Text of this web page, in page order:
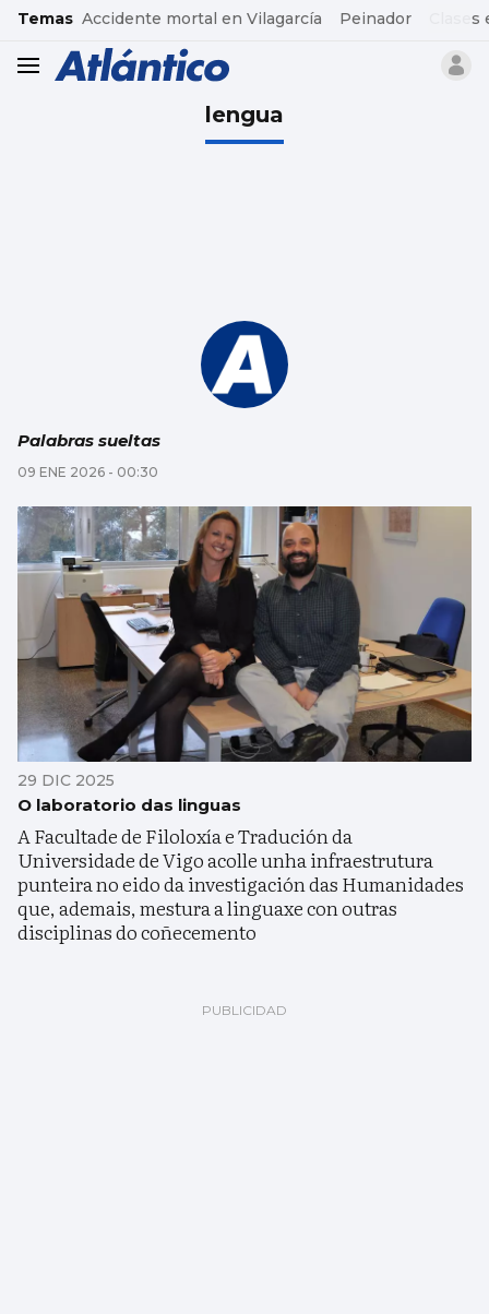
common.go-to-content
Temas Accidente mortal en Vilagarcía Peinador
header.menu.open
lengua
Palabras sueltas
09 ENE 2026 - 00:30
29 DIC 2025
O laboratorio das linguas
A Facultade de Filoloxía e Tradución da
Universidade de Vigo acolle unha infraestrutura
punteira no eido da investigación das Humanidades
que, ademais, mestura a linguaxe con outras
disciplinas do coñecemento